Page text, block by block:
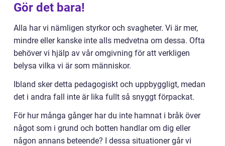
Gör det bara!
Alla har vi nämligen styrkor och svagheter. Vi är mer,
mindre eller kanske inte alls medvetna om dessa. Ofta
behöver vi hjälp av vår omgivning för att verkligen
belysa vilka vi är som människor.
Ibland sker detta pedagogiskt och uppbyggligt, medan
det i andra fall inte är lika fullt så snyggt förpackat.
För hur många gånger har du inte hamnat i bråk över
något som i grund och botten handlar om dig eller
någon annans beteende? I dessa situationer går vi